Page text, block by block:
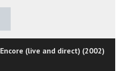
Encore (live and direct) (2002)